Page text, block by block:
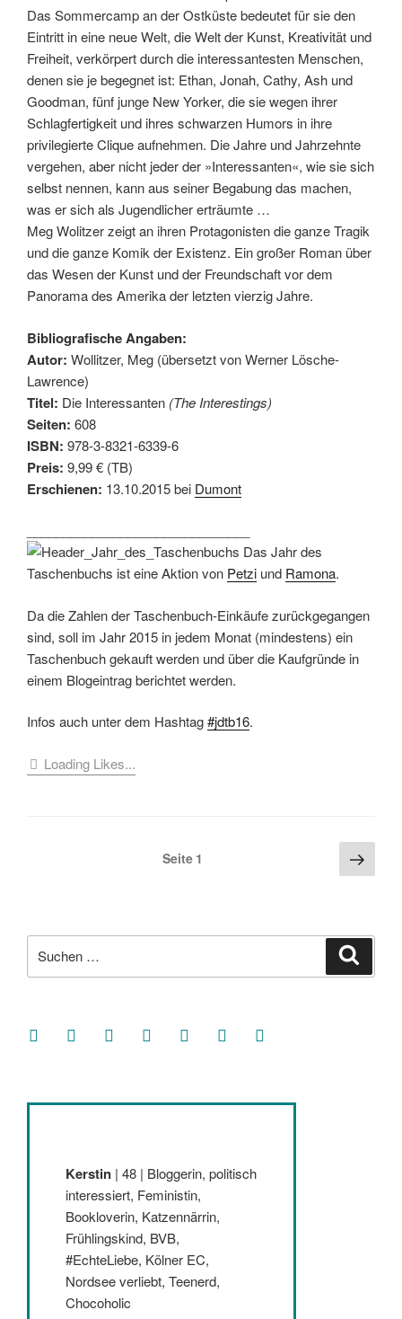
Das Sommercamp an der Ostküste bedeutet für sie den
Eintritt in eine neue Welt, die Welt der Kunst, Kreativität und
Freiheit, verkörpert durch die interessantesten Menschen,
denen sie je begegnet ist: Ethan, Jonah, Cathy, Ash und
Goodman, fünf junge New Yorker, die sie wegen ihrer
Schlagfertigkeit und ihres schwarzen Humors in ihre
privilegierte Clique aufnehmen. Die Jahre und Jahrzehnte
vergehen, aber nicht jeder der »Interessanten«, wie sie sich
selbst nennen, kann aus seiner Begabung das machen,
was er sich als Jugendlicher erträumte …
Meg Wolitzer zeigt an ihren Protagonisten die ganze Tragik
und die ganze Komik der Existenz. Ein großer Roman über
das Wesen der Kunst und der Freundschaft vor dem
Panorama des Amerika der letzten vierzig Jahre.
Bibliografische Angaben:
Autor: Wollitzer, Meg (übersetzt von Werner Lösche-
Lawrence)
Titel: Die Interessanten (The Interestings)
Seiten: 608
ISBN: 978-3-8321-6339-6
Preis: 9,99 € (TB)
Erschienen: 13.10.2015 bei Dumont
Das Jahr des
Taschenbuchs ist eine Aktion von Petzi und Ramona.
Da die Zahlen der Taschenbuch-Einkäufe zurückgegangen
sind, soll im Jahr 2015 in jedem Monat (mindestens) ein
Taschenbuch gekauft werden und über die Kaufgründe in
einem Blogeintrag berichtet werden.
Infos auch unter dem Hashtag#jdtb16.
Loading Likes...
Seitennummerierung
Seite 1
Seite
nach:
facebooksoundcloud
twitter mastodoninstagramthreads goodreads
Kerstin | 48 | Bloggerin, politisch
interessiert, Feministin,
Bookloverin, Katzennärrin,
Frühlingskind, BVB,
#EchteLiebe, Kölner EC,
Nordsee verliebt, Teenerd,
Chocoholic